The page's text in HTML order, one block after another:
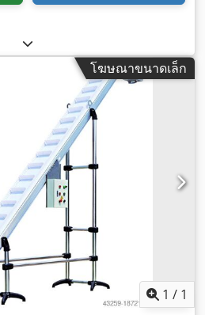
โฆษณาขนาดเล็ก
1 / 1